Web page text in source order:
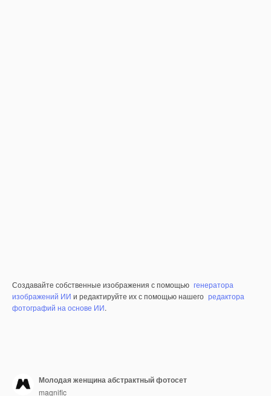
Создавайте собственные изображения с помощью генератора
изображений ИИ и редактируйте их с помощью нашего редактора
фотографий на основе ИИ.
Молодая женщина абстрактный фотосет
magnific